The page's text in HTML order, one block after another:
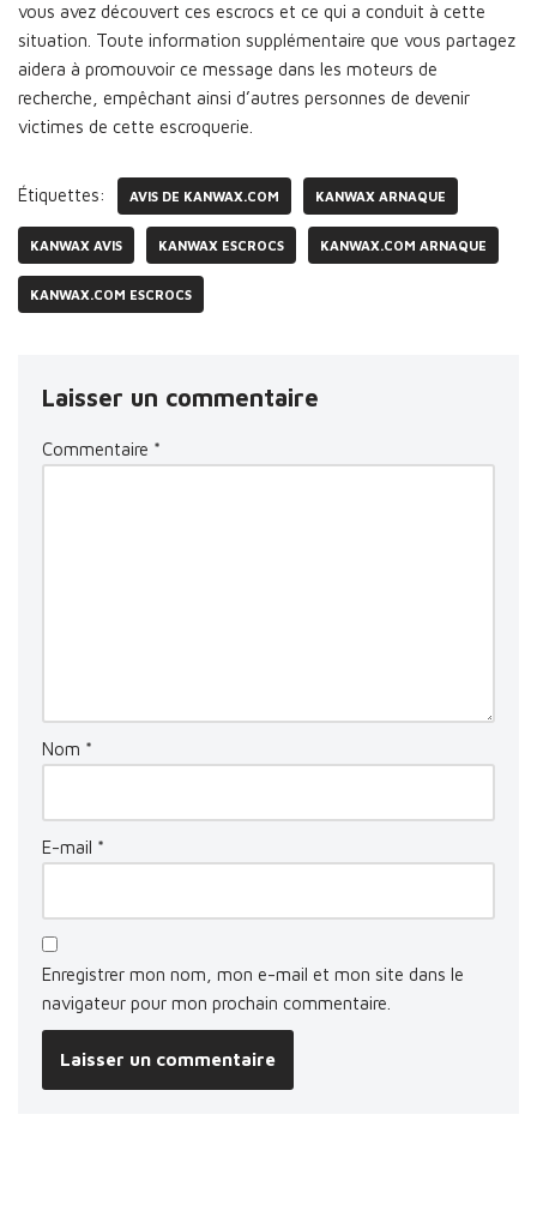
vous avez découvert ces escrocs et ce qui a conduit à cette
situation. Toute information supplémentaire que vous partagez
aidera à promouvoir ce message dans les moteurs de
recherche, empêchant ainsi d’autres personnes de devenir
victimes de cette escroquerie.
Étiquettes: AVIS DE KANWAX.COM KANWAX ARNAQUE
KANWAX AVIS KANWAX ESCROCS KANWAX.COM ARNAQUE
KANWAX.COM ESCROCS
Laisser un commentaire
Commentaire *
Nom *
E-mail *
Enregistrer mon nom, mon e-mail et mon site dans le
navigateur pour mon prochain commentaire.